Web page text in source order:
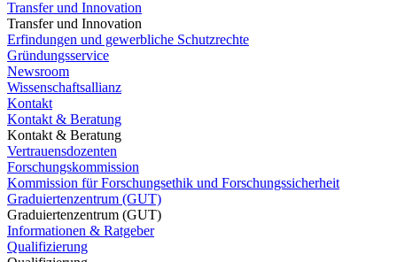
Transfer und Innovation
Transfer und Innovation
Erfindungen und gewerbliche Schutzrechte
Gründungsservice
Newsroom
Wissenschaftsallianz
Kontakt
Kontakt & Beratung
Kontakt & Beratung
Vertrauensdozenten
Forschungskommission
Kommission für Forschungsethik und Forschungssicherheit
Graduiertenzentrum (GUT)
Graduiertenzentrum (GUT)
Informationen & Ratgeber
Qualifizierung